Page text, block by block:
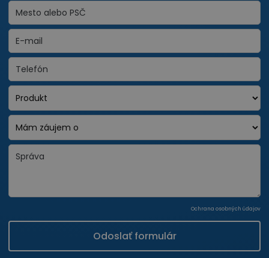
Ochrana osobných údajov
Odoslať formulár